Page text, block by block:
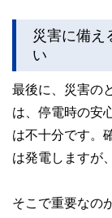
災害に備え
い
最後に、災害の
は、停電時の安
は不十分です。
は発電しますが
そこで重要なの